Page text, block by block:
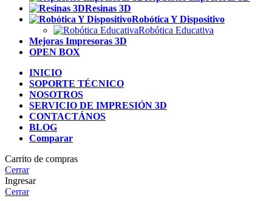
Resinas 3D
Robótica Y Dispositivo
Robótica Educativa
Mejoras Impresoras 3D
OPEN BOX
INICIO
SOPORTE TÉCNICO
NOSOTROS
SERVICIO DE IMPRESIÓN 3D
CONTACTÁNOS
BLOG
Comparar
Carrito de compras
Cerrar
Ingresar
Cerrar